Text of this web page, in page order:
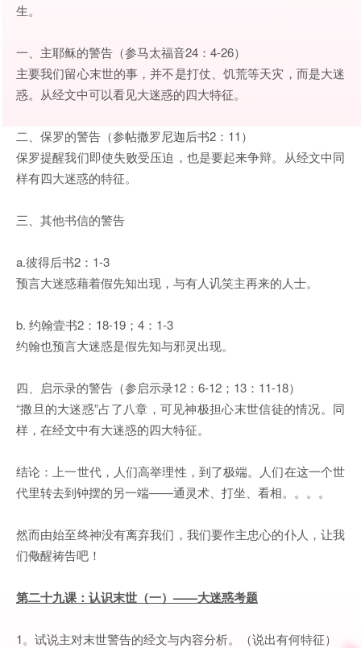
生。
一、主耶稣的警告（参马太福音24：4-26）
主要我们留心末世的事，并不是打仗、饥荒等天灾，而是大迷
惑。从经文中可以看见大迷惑的四大特征。
二、保罗的警告（参帖撒罗尼迦后书2：11）
保罗提醒我们即使失败受压迫，也是要起来争辩。从经文中同
样有四大迷惑的特征。
三、其他书信的警告
a.彼得后书2：1-3
预言大迷惑藉着假先知出现，与有人讥笑主再来的人士。
b. 约翰壹书2：18-19；4：1-3
约翰也预言大迷惑是假先知与邪灵出现。
四、启示录的警告（参启示录12：6-12；13：11-18）
“撒旦的大迷惑”占了八章，可见神极担心末世信徒的情况。同
样，在经文中有大迷惑的四大特征。
结论：上一世代，人们高举理性，到了极端。人们在这一个世
代里转去到钟摆的另一端——通灵术、打坐、看相。。。。
然而由始至终神没有离弃我们，我们要作主忠心的仆人，让我
们儆醒祷告吧！
第二十九课：认识末世（一）——大迷惑考题
1。试说主对末世警告的经文与内容分析。（说出有何特征）